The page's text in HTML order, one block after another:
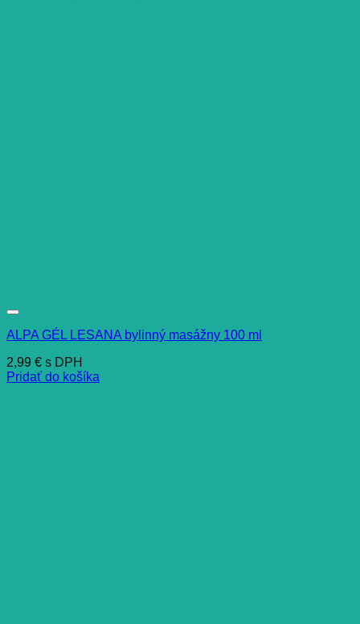
ALPA GÉL LESANA bylinný masážny 100 ml
2,99 € s DPH
Pridať do košíka